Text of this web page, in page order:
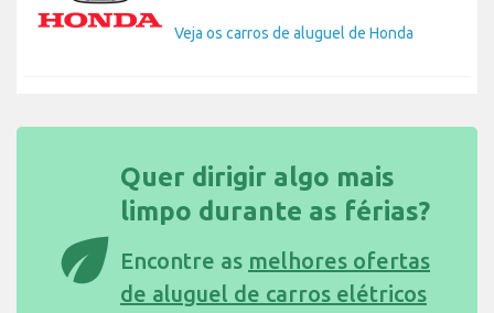
Veja os carros de aluguel de Honda
eco
Quer dirigir algo mais
limpo durante as férias?
Encontre as melhores ofertas
de aluguel de carros elétricos